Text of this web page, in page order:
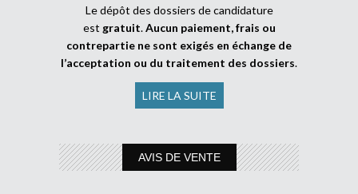
Le dépôt des dossiers de candidature
est gratuit.Aucun paiement, frais ou
contrepartie ne sont exigés en échange de
l’acceptation ou du traitement des dossiers.
LIRE LA SUITE
AVIS DE VENTE